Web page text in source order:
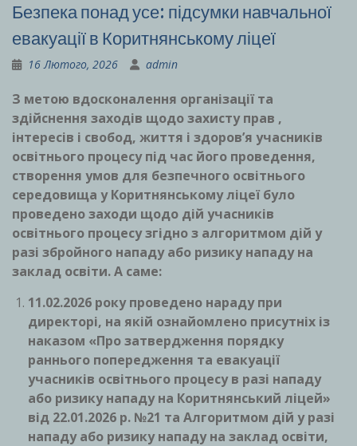
Безпека понад усе: підсумки навчальної
евакуації в Коритнянському ліцеї
16 Лютого, 2026 admin
З метою вдосконалення організації та
здійснення заходів щодо захисту прав ,
інтересів і свобод, життя і здоров’я учасників
освітнього процесу під час його проведення,
створення умов для безпечного освітнього
середовища у Коритнянському ліцеї було
проведено заходи щодо дій учасників
освітнього процесу згідно з алгоритмом дій у
разі збройного нападу або ризику нападу на
заклад освіти. А саме:
11.02.2026 року проведено нараду при
директорі, на якій ознайомлено присутніх із
наказом «Про затвердження порядку
раннього попередження та евакуації
учасників освітнього процесу в разі нападу
або ризику нападу на Коритнянський ліцей»
від 22.01.2026 р. №21 та Алгоритмом дій у разі
нападу або ризику нападу на заклад освіти,